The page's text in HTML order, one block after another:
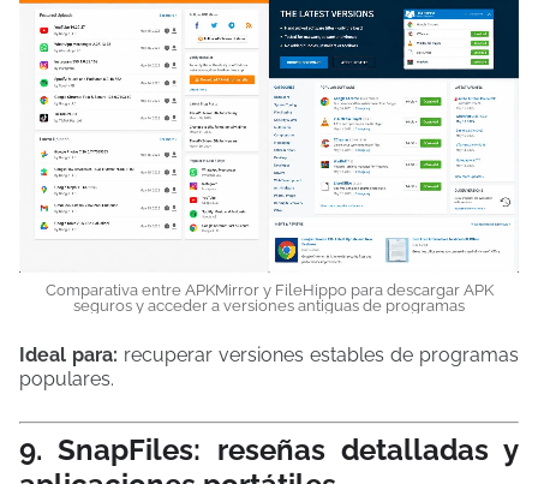
Comparativa entre APKMirror y FileHippo para descargar APK
seguros y acceder a versiones antiguas de programas
Ideal para: recuperar versiones estables de programas
populares.
9. SnapFiles: reseñas detalladas y